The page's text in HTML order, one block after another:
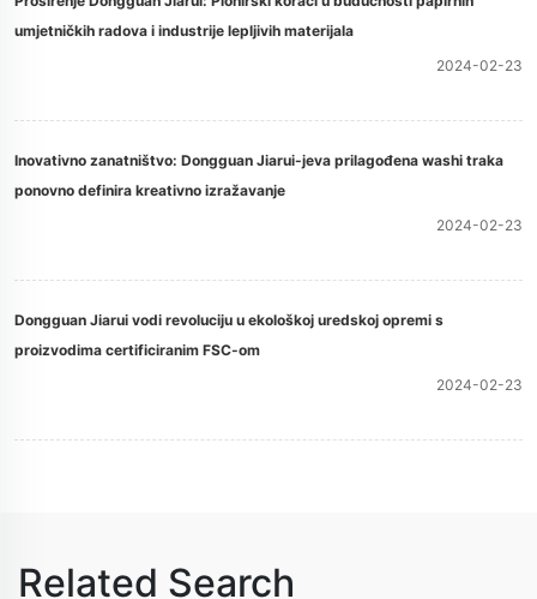
umjetničkih radova i industrije lepljivih materijala
2024-02-23
Inovativno zanatništvo: Dongguan Jiarui-jeva prilagođena washi traka
ponovno definira kreativno izražavanje
2024-02-23
Dongguan Jiarui vodi revoluciju u ekološkoj uredskoj opremi s
proizvodima certificiranim FSC-om
2024-02-23
Related Search